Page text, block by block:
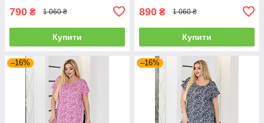
790 ₴ 1 060 ₴
Купити
890 ₴ 1 060 ₴
Купити
–16% –16%